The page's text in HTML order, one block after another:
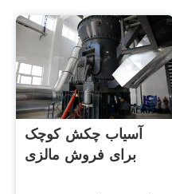
آسیاب چکش کوچک
برای فروش مالزی